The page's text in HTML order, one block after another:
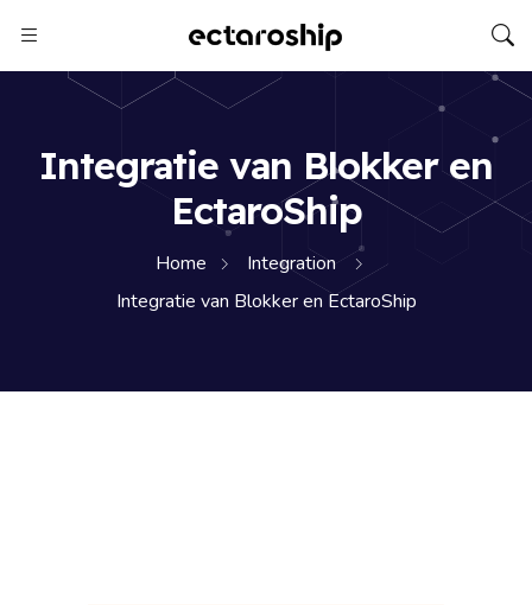
Integratie van Blokker en
EctaroShip
Home
Integration
Integratie van Blokker en EctaroShip